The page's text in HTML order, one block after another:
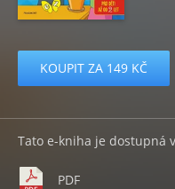
KOUPIT ZA 149 KČ
Tato e-kniha je dostupná
PDF